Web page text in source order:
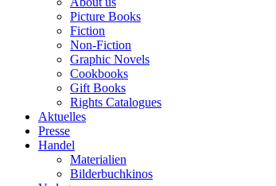
Picture Books
Fiction
Non-Fiction
Graphic Novels
Cookbooks
Gift Books
Rights Catalogues
Aktuelles
Presse
Handel
Materialien
Bilderbuchkinos